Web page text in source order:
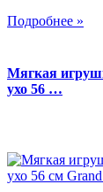
Подробнее »
Мягкая
ухо 56 …